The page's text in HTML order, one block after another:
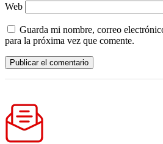
Web
Guarda mi nombre, correo
para la próxima vez que comente.